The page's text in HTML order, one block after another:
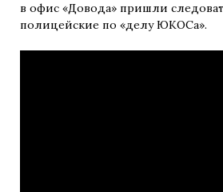
в офис «Довода» пришли
полицейские по «делу ЮКОСа».